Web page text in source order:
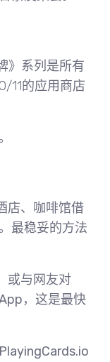
》系列是所有
11的应用商店
店、咖啡馆借
最稳妥的方法
或与网友对
，这是最快
PlayingCards.io